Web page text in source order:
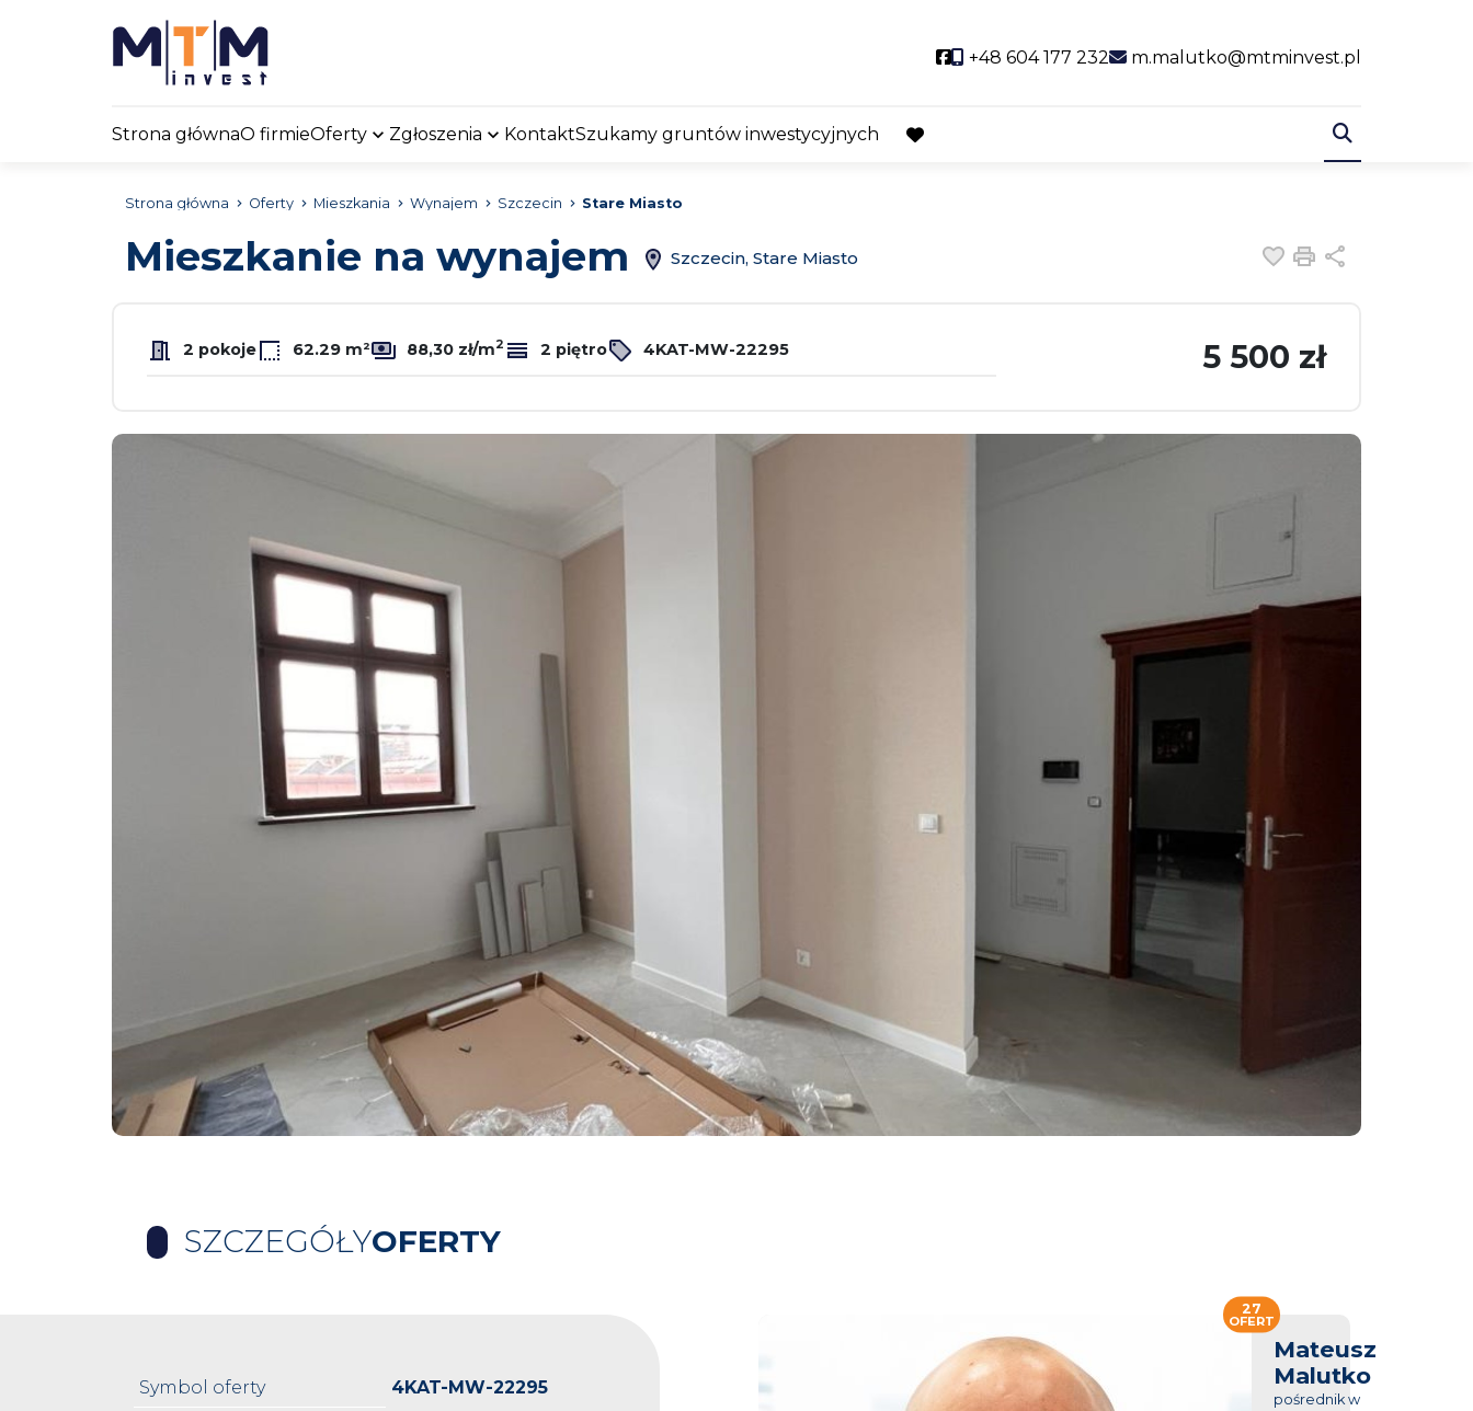
Social link
+48 604 177 232 m.malutko@mtminvest.pl
Strona głównaO firmieOferty Zgłoszenia KontaktSzukamy gruntów inwestycyjnych
favorite
Strona główna Oferty Mieszkania Wynajem Szczecin Stare Miasto
Mieszkanie na wynajem Szczecin, Stare Miasto Dodaj do
Drukuj
2 pokoje 62.29 m² 88,30 zł/m2 2 piętro 4KAT-MW-22295 5 500 zł
SZCZEGÓŁYOFERTY
Symbol oferty
4KAT-MW-22295
Mateusz
Malutko
pośrednik w
27
OFERT